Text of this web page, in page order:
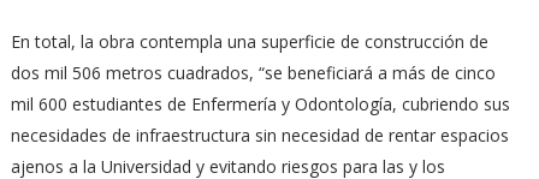
En total, la obra contempla una superficie de construcción de
dos mil 506 metros cuadrados, “se beneficiará a más de cinco
mil 600 estudiantes de Enfermería y Odontología, cubriendo sus
necesidades de infraestructura sin necesidad de rentar espacios
ajenos a la Universidad y evitando riesgos para las y los